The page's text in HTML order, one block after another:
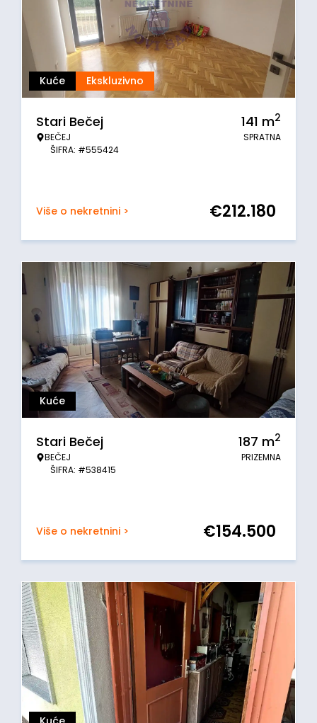
Kuće Ekskluzivno
Stari Bečej
BEČEJ
ŠIFRA: #555424
141 m2
SPRATNA
Više o nekretnini > €212.180
Kuće
Stari Bečej
BEČEJ
ŠIFRA: #538415
187 m2
PRIZEMNA
Više o nekretnini > €154.500